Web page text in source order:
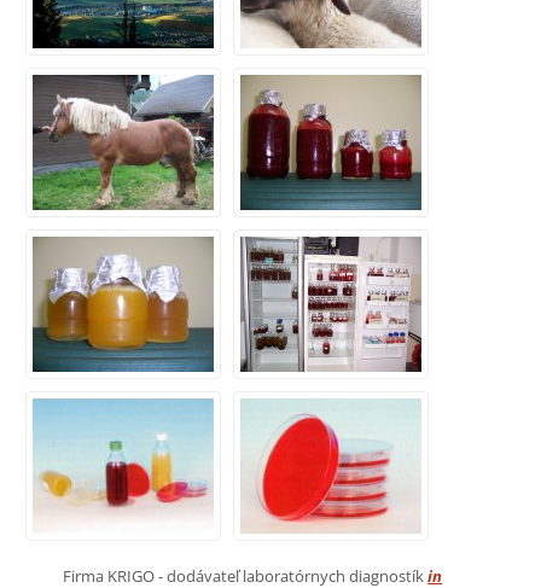
Firma KRIGO - dodávateľ laboratórnych diagnostíkin